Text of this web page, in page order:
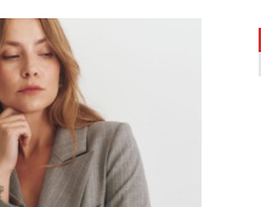
ZOBACZ PRODUKT